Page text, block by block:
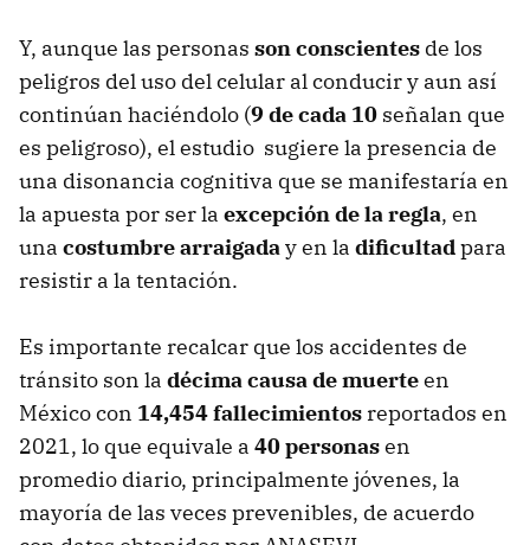
Y, aunque las personas son conscientes de los
peligros del uso del celular al conducir y aun así
continúan haciéndolo (9 de cada 10 señalan que
es peligroso), el estudio sugiere la presencia de
una disonancia cognitiva que se manifestaría en
la apuesta por ser la excepción de la regla, en
una costumbre arraigaday en la dificultadpara
resistir a la tentación.
Es importante recalcar que los accidentes de
tránsito son la décima causa de muerteen
México con 14,454 fallecimientos reportados en
2021, lo que equivale a 40 personasen
promedio diario, principalmente jóvenes, la
mayoría de las veces prevenibles, de acuerdo